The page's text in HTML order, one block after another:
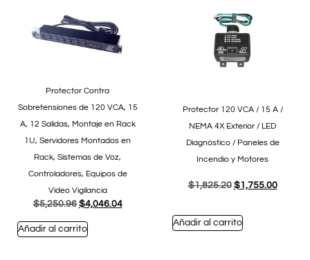
Protector Contra
Sobretensiones de 120 VCA, 15
A, 12 Salidas, Montaje en Rack
1U, Servidores Montados en
Rack, Sistemas de Voz,
Controladores, Equipos de
Video Vigilancia
$5,250.96 $4,046.04
Añadir al carrito
Protector 120 VCA / 15 A /
NEMA 4X Exterior / LED
Diagnóstico / Paneles de
Incendio y Motores
$1,825.20 $1,755.00
Añadir al carrito